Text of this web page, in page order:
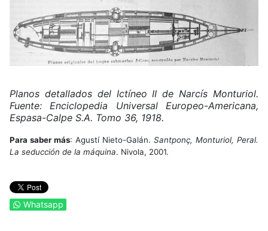
Planos detallados del Ictíneo II de Narcís Monturiol.
Fuente: Enciclopedia Universal Europeo-Americana,
Espasa-Calpe S.A. Tomo 36, 1918.
Para saber más: Agustí Nieto-Galán. Santponç, Monturiol, Peral.
La seducción de la máquina. Nivola, 2001.
Whatsapp